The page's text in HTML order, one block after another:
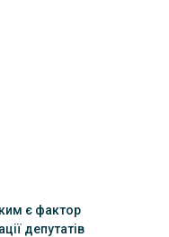
є фактор
депутатів